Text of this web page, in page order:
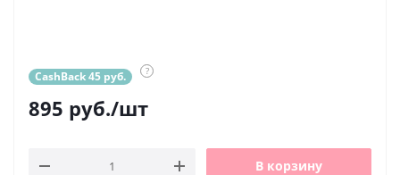
CashBack 45 руб. ?
895 руб./шт
В корзину